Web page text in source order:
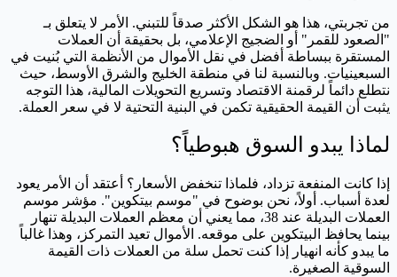
من تجربتي، هذا هو الشكل الأكثر صدقاً للتبني. الأمر لا يتعلق بـ
"الصعود للقمر" أو الضجيج الإعلامي، بل بحقيقة أن العملات
المستقرة ببساطة أفضل في نقل الأموال من الأنظمة التي بُنيت في
السبعينيات. وبالنسبة لنا في منطقة الخليج والشرق الأوسط، حيث
نتطلع دائماً لرقمنة الاقتصاد وتسريع التحويلات المالية، هذا التوجه
يثبت أن القيمة الحقيقية تكمن في البنية التحتية لا في سعر العملة.
لماذا يبدو السوق هبوطياً؟
إذا كانت المنفعة تزداد، فلماذا تنخفض الأسعار؟ أعتقد أن الأمر يعود
لعدة أسباب. أولاً، نحن بوضوح في "موسم بيتكوين". مؤشر موسم
العملات البديلة عند 38، مما يعني أن معظم العملات البديلة تنهار
بينما يحافظ البيتكوين على موقعه. الأموال تعيد التمركز، وهذا غالباً
ما يبدو كأنه انهيار إذا كنت تحمل سلة من العملات ذات القيمة
السوقية الصغيرة.